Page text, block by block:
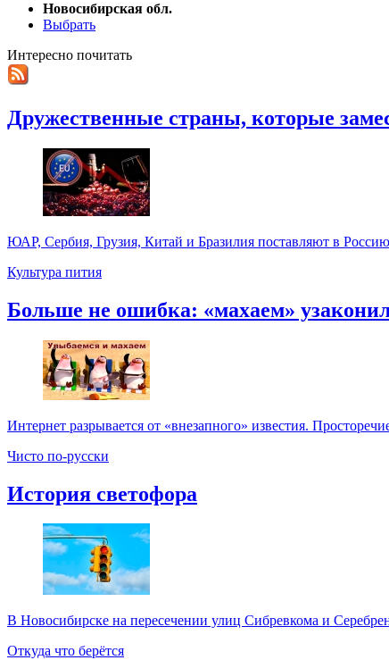
Новосибирская обл.
Выбрать
Интересно почитать
Дружественные страны, которые
ЮАР, Сербия, Грузия, Китай и Бразилия поставляют в Россию
Культура пития
Больше не ошибка: «махаем»
Интернет разрывается от «внезапного» известия.
Чисто по-русски
История светофора
В Новосибирске на пересечении улиц Сибревкома и
Откуда что берётся